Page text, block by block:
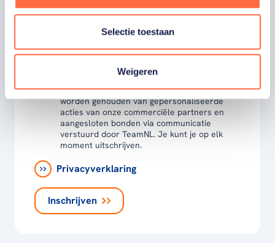
Selectie toestaan
Weigeren
Ja, ik word fan van TeamNL en ontvang
TeamNL, het TeamNL Huis, interviews, acties,
kortingen, voorrang op evenementen,
video’s en merchandise. Je kunt je op elk
moment uitschrijven. *
Ja, ik wil als fan van TeamNL op de hoogte
worden gehouden van gepersonaliseerde
acties van onze commerciële partners en
aangesloten bonden via communicatie
verstuurd door TeamNL. Je kunt je op elk
moment uitschrijven.
Privacyverklaring
Inschrijven